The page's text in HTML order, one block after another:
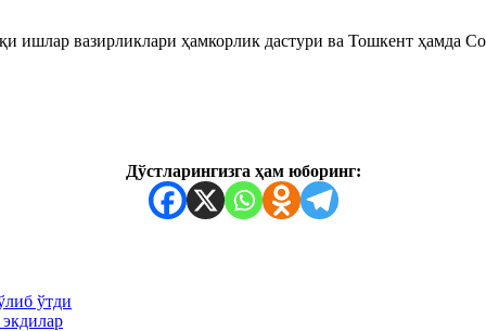
ишлар вазирликлари ҳамкорлик дастури ва Тошкент ҳамда
Дўстларингизга ҳам юборинг:
ўтди